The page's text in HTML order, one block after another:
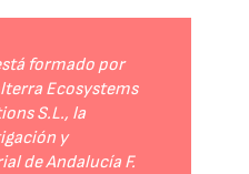
formado por
Ecosystems
S.L., la
y
de Andalucía F.